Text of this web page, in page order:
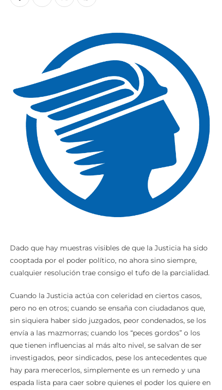
Dado que hay muestras visibles de que la Justicia ha sido
cooptada por el poder político, no ahora sino siempre,
cualquier resolución trae consigo el tufo de la parcialidad.
Cuando la Justicia actúa con celeridad en ciertos casos,
pero no en otros; cuando se ensaña con ciudadanos que,
sin siquiera haber sido juzgados, peor condenados, se los
envía a las mazmorras; cuando los “peces gordos” o los
que tienen influencias al más alto nivel, se salvan de ser
investigados, peor sindicados, pese los antecedentes que
hay para merecerlos, simplemente es un remedo y una
espada lista para caer sobre quienes el poder los quiere en